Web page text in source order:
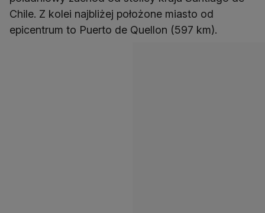
Chile. Z kolei najbliżej położone miasto od
epicentrum to Puerto de Quellon (597 km).